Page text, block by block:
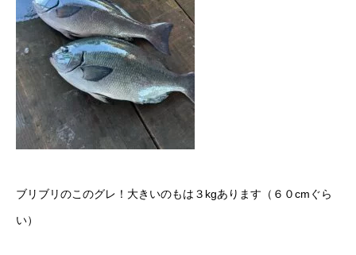
ブリブリのこのグレ！大きいのもは３kgあります（６０cmぐら
い）